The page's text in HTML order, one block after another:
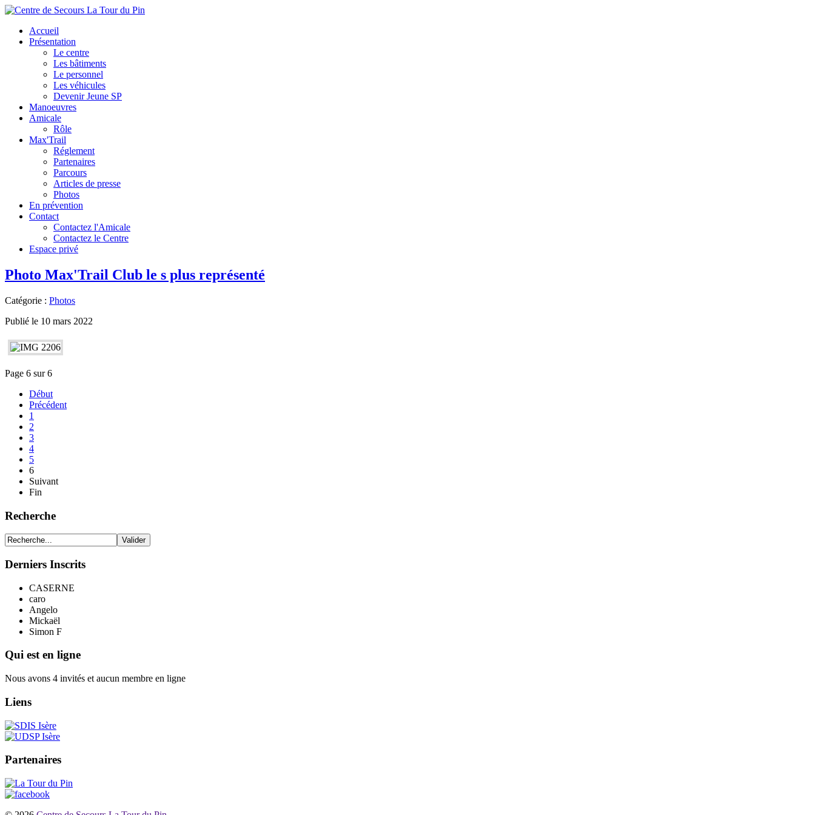
Accueil
Présentation
Le centre
Les bâtiments
Le personnel
Les véhicules
Devenir Jeune SP
Manoeuvres
Amicale
Rôle
Max'Trail
Réglement
Partenaires
Parcours
Articles de presse
Photos
En prévention
Contact
Contactez l'Amicale
Contactez le Centre
Espace privé
Photo Max'Trail Club le s plus représenté
Catégorie : Photos
Publié le 10 mars 2022
Page 6 sur 6
Début
Précédent
1
2
3
4
5
6
Suivant
Fin
Recherche
Derniers Inscrits
CASERNE
caro
Angelo
Mickaël
Simon F
Qui est en ligne
Nous avons 4 invités et aucun membre en ligne
Liens
Partenaires